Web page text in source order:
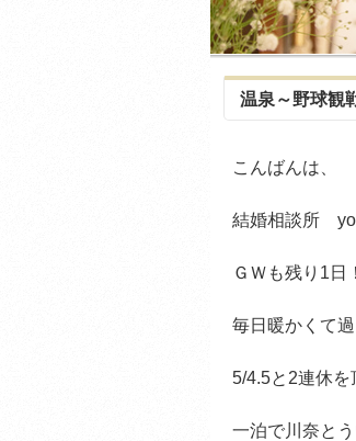
温泉～野球観
こんばんは、
結婚相談所
ＧＷも残り1日
毎日暖かくて
5/4.5と2連休を
一泊で川奈と